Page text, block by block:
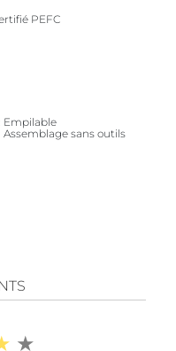
PEFC
Empilable
Assemblage sans outils